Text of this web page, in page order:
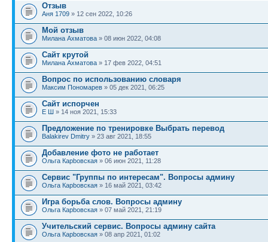
Отзыв
Аня 1709 » 12 сен 2022, 10:26
Мой отзыв
Милана Ахматова » 08 июн 2022, 04:08
Сайт крутой
Милана Ахматова » 17 фев 2022, 04:51
Вопрос по использованию словаря
Максим Пономарев » 05 дек 2021, 06:25
Сайт испорчен
Е Ш » 14 ноя 2021, 15:33
Предложение по тренировке Выбрать перевод
Balakirev Dmitry » 23 авг 2021, 18:55
Добавление фото не работает
Ольга Карbовская » 06 июн 2021, 11:28
Сервис "Группы по интересам". Вопросы админу
Ольга Карbовская » 16 май 2021, 03:42
Игра борьба слов. Вопросы админу
Ольга Карbовская » 07 май 2021, 21:19
Учительский сервис. Вопросы админу сайта
Ольга Карbовская » 08 апр 2021, 01:02